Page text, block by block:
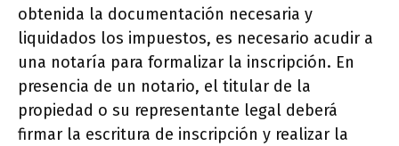
obtenida la documentación necesaria y
liquidados los impuestos, es necesario acudir a
una notaría para formalizar la inscripción. En
presencia de un notario, el titular de la
propiedad o su representante legal deberá
firmar la escritura de inscripción y realizar la